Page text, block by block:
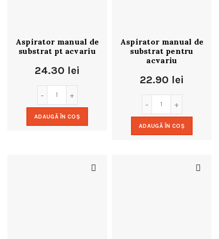
Aspirator manual de
substrat pt acvariu
24.30 lei
ADAUGĂ ÎN COȘ
Aspirator manual de
substrat pentru
acvariu
22.90 lei
ADAUGĂ ÎN COȘ